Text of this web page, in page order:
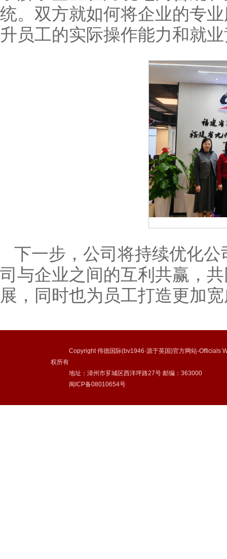
统。双方就如何将企业的专
升员工的实际操作能力和就
下一步，公司将持续优化
司与企业之间的互利共赢，
展，同时也为员工打造更加
Copyright 伟德国际(bv1946·源于英国)官方网站-Officials
权所有
地址：漳州市芗城区西洋坪路27号 邮编：363000
闽ICP备08010654号